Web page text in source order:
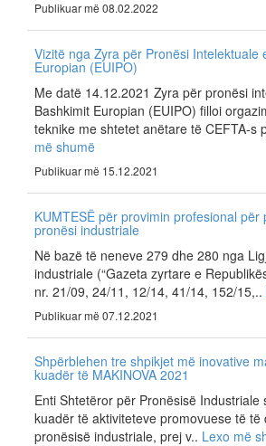
Publikuar më 08.02.2022
Vizitë nga Zyra për Pronësi Intelektuale
Europian (EUIPO)
Me datë 14.12.2021 Zyra për pronësi
Bashkimit Europian (EUIPO) filloi
teknike me shtetet anëtare të CEFTA-s
më shumë
Publikuar më 15.12.2021
KUMTESË për provimin profesional për
pronësi industriale
Në bazë të neneve 279 dhe 280 nga
industriale (“Gazeta zyrtare e
nr. 21/09, 24/11, 12/14, 41/14, 152/15,..
Publikuar më 07.12.2021
Shpërblehen tre shpikjet më inovative
kuadër të MAKINOVA 2021
Enti Shtetëror për Pronësisë Industriale
kuadër të aktiviteteve promovuese të të
pronësisë industriale, prej v.. Lexo më